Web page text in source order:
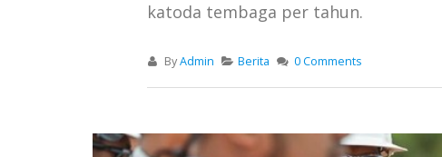
katoda tembaga per tahun.
ByAdmin Berita
0 Comments